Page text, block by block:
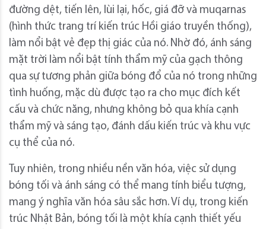
đường dệt, tiến lên, lùi lại, hốc, giá đỡ và muqarnas
(hình thức trang trí kiến trúc Hồi giáo truyền thống),
làm nổi bật vẻ đẹp thị giác của nó. Nhờ đó, ánh sáng
mặt trời làm nổi bật tính thẩm mỹ của gạch thông
qua sự tương phản giữa bóng đổ của nó trong những
tình huống, mặc dù được tạo ra cho mục đích kết
cấu và chức năng, nhưng không bỏ qua khía cạnh
thẩm mỹ và sáng tạo, đánh dấu kiến ​​trúc và khu vực
cụ thể của nó.
Tuy nhiên, trong nhiều nền văn hóa, việc sử dụng
bóng tối và ánh sáng có thể mang tính biểu tượng,
mang ý nghĩa văn hóa sâu sắc hơn. Ví dụ, trong kiến ​​
trúc Nhật Bản, bóng tối là một khía cạnh thiết yếu